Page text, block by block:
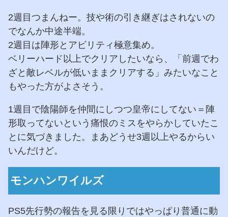
2週目つまんねー。技や術の引き継ぎはされないの
でなんか中途半端。
2週目は陣形とアビリティ極意集め。
ベリーハード以上でクリアしたいなら、「前週でわ
ざと敵レベルが低いままクリアする」みたいなこと
もやった方がよさそう。
1週目で陰陽師を仲間にしつつ皇帝にしてない＝陣
形取ってないという痛恨のミスをやらかしていたこ
とに気づきました。まあどうせ3週以上やるからい
いんだけど。
モンハンワイルズ
PS5先行勢の報告を見る限りではやっぱり普通に動